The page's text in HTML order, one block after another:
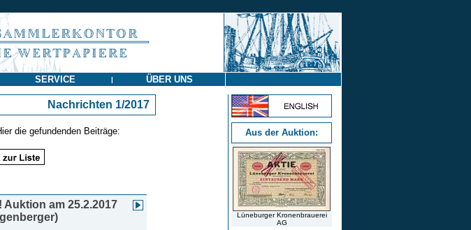
SERVICE | ÜBER UNS
Nachrichten 1/2017
die gefundenden Beiträge:
am 25.2.2017
Aus der Auktion:
Lüneburger Kronenbrauerei
AG